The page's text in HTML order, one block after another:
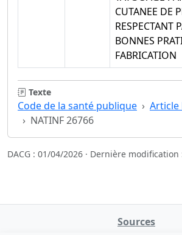
CUTANEE DE
RESPECTANT
BONNES
FABRICATION
Texte
Code de la santé publique
Article
NATINF 26766
DACG : 01/04/2026 · Dernière
Sources